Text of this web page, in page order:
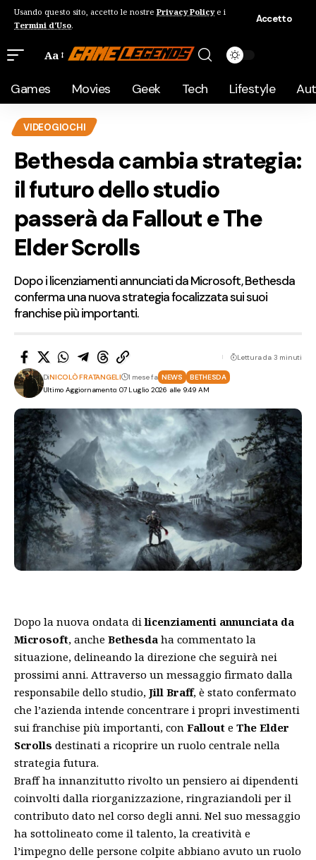
Usando questo sito, accetto le nostre Privacy Policye i
Termini d'Uso.
Accetto
Aa
Games Movies Geek Tech Lifestyle
VIDEOGIOCHI
Bethesda cambia strategia:
il futuro dello studio
passerà da Fallout e The
Elder Scrolls
Dopo i licenziamenti annunciati da Microsoft, Bethesda
conferma una nuova strategia focalizzata sui suoi
franchise più importanti.
Ultimo Aggiornamento: 07 Luglio 2026 alle 9:49 AM
DiNICOLÒ FRATANGELI 1 mese fa NEWS BETHESDA
Lettura da 3 minuti
Dopo la nuova ondata dilicenziamenti annunciata da
Microsoft, anche Bethesda ha commentato la
situazione, delineando la direzione che seguirà nei
prossimi anni. Attraverso un messaggio firmato dalla
responsabile dello studio, Jill Braff, è stato confermato
che l’azienda intende concentrare i propri investimenti
sui franchise più importanti, con Fallout e The Elder
Scrolls destinati a ricoprire un ruolo centrale nella
strategia futura.
Braff ha innanzitutto rivolto un pensiero ai dipendenti
coinvolti dalla riorganizzazione, ringraziandoli per il
contributo dato nel corso degli anni. Nel suo messaggio
ha sottolineato come il talento, la creatività e
l’impegno delle persone colpite abbiano avuto un ruolo